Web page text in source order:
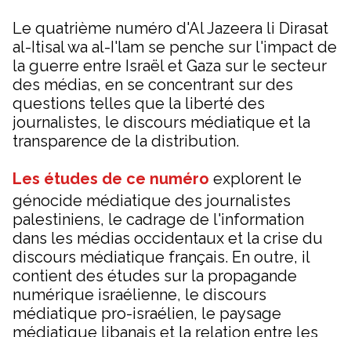
Le quatrième numéro d'Al Jazeera li Dirasat
al-Itisal wa al-I'lam se penche sur l'impact de
la guerre entre Israël et Gaza sur le secteur
des médias, en se concentrant sur des
questions telles que la liberté des
journalistes, le discours médiatique et la
transparence de la distribution.
Les études de ce numéro explorent le
génocide médiatique des journalistes
palestiniens, le cadrage de l'information
dans les médias occidentaux et la crise du
discours médiatique français. En outre, il
contient des études sur la propagande
numérique israélienne, le discours
médiatique pro-israélien, le paysage
médiatique libanais et la relation entre les